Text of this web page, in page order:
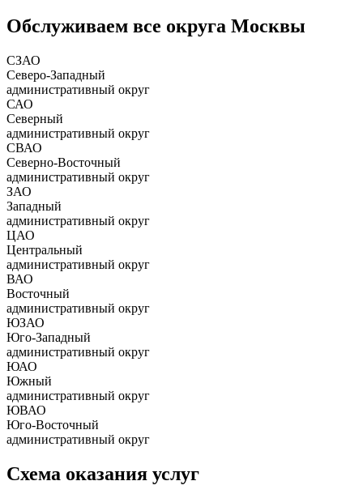
Обслуживаем все округа Москвы
СЗАО
Северо-Западный
административный округ
САО
Северный
административный округ
СВАО
Северно-Восточный
административный округ
ЗАО
Западный
административный округ
ЦАО
Центральный
административный округ
ВАО
Восточный
административный округ
ЮЗАО
Юго-Западный
административный округ
ЮАО
Южный
административный округ
ЮВАО
Юго-Восточный
административный округ
Схема оказания услуг